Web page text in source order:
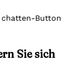
Button
Sie sich